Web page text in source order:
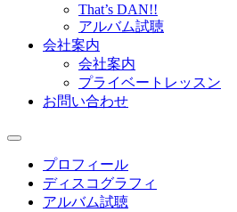
That’s DAN!!
アルバム試聴
会社案内
会社案内
プライベートレッスン
お問い合わせ
プロフィール
ディスコグラフィ
アルバム試聴